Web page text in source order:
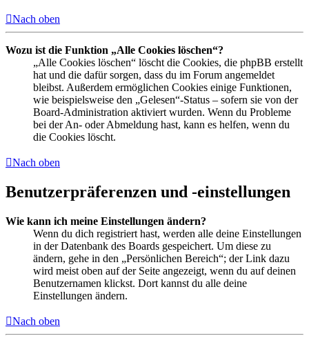
Nach oben
Wozu ist die Funktion „Alle Cookies löschen“?
„Alle Cookies löschen“ löscht die Cookies, die phpBB erstellt
hat und die dafür sorgen, dass du im Forum angemeldet
bleibst. Außerdem ermöglichen Cookies einige Funktionen,
wie beispielsweise den „Gelesen“-Status – sofern sie von der
Board-Administration aktiviert wurden. Wenn du Probleme
bei der An- oder Abmeldung hast, kann es helfen, wenn du
die Cookies löscht.
Nach oben
Benutzerpräferenzen und -einstellungen
Wie kann ich meine Einstellungen ändern?
Wenn du dich registriert hast, werden alle deine Einstellungen
in der Datenbank des Boards gespeichert. Um diese zu
ändern, gehe in den „Persönlichen Bereich“; der Link dazu
wird meist oben auf der Seite angezeigt, wenn du auf deinen
Benutzernamen klickst. Dort kannst du alle deine
Einstellungen ändern.
Nach oben